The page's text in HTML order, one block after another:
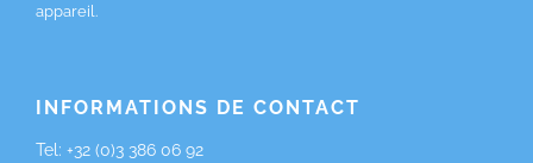
appareil.
INFORMATIONS DE CONTACT
Tel: +32 (0)3 386 06 92